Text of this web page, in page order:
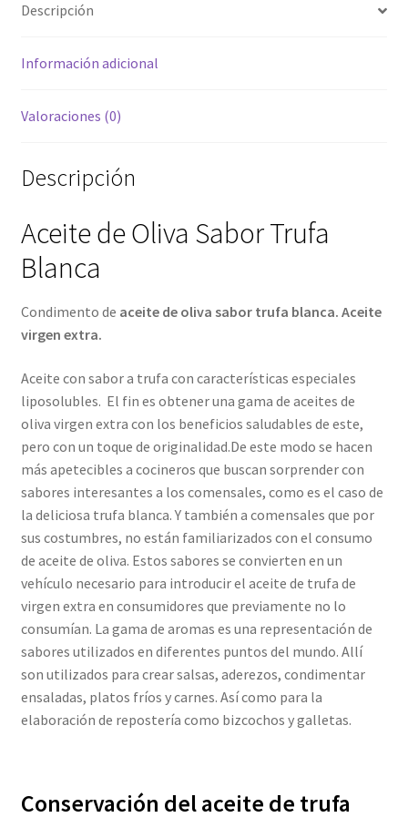
Descripción
Información adicional
Valoraciones (0)
Descripción
Aceite de Oliva Sabor Trufa
Blanca
Condimento de aceite de oliva sabor trufa blanca. Aceite
virgen extra.
Aceite con sabor a trufa con características especiales
liposolubles. El fin es obtener una gama de aceites de
oliva virgen extra con los beneficios saludables de este,
pero con un toque de originalidad.De este modo se hacen
más apetecibles a cocineros que buscan sorprender con
sabores interesantes a los comensales, como es el caso de
la deliciosa trufa blanca. Y también a comensales que por
sus costumbres, no están familiarizados con el consumo
de aceite de oliva. Estos sabores se convierten en un
vehículo necesario para introducir el aceite de trufa de
virgen extra en consumidores que previamente no lo
consumían. La gama de aromas es una representación de
sabores utilizados en diferentes puntos del mundo. Allí
son utilizados para crear salsas, aderezos, condimentar
ensaladas, platos fríos y carnes. Así como para la
elaboración de repostería como bizcochos y galletas.
Conservación del aceite de trufa